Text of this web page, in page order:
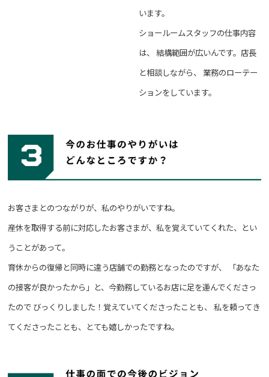
います。
ショールームスタッフの仕事内容
は、 結構範囲が広いんです。店長
と相談しながら、 業務のローテー
ションをしています。
お客さまとのつながりが、私のやりがいですね。
産休を取得する前に対応したお客さまが、私を覚えていてくれた、とい
うことがあって。
育休からの復帰と同時に違う店舗での勤務となったのですが、
「あなた
の接客が良かったから」と、今勤務しているお店に足を運んでくださっ
たので びっくりしました！覚えていてくださったことも、 私を頼ってき
てくださったことも、とても嬉しかったですね。